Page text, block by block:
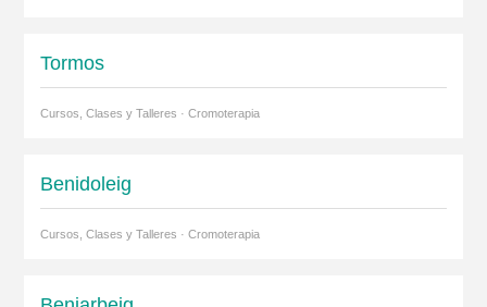
Tormos
Cursos, Clases y Talleres · Cromoterapia
Benidoleig
Cursos, Clases y Talleres · Cromoterapia